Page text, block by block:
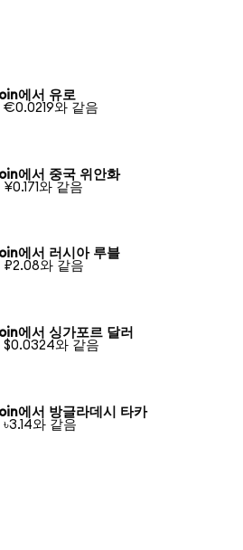
에서 유로
€0.0219와 같음
에서 중국 위안화
¥0.171와 같음
에서 러시아 루블
₽2.08와 같음
에서 싱가포르 달러
$0.0324와 같음
에서 방글라데시 타카
৳3.14와 같음